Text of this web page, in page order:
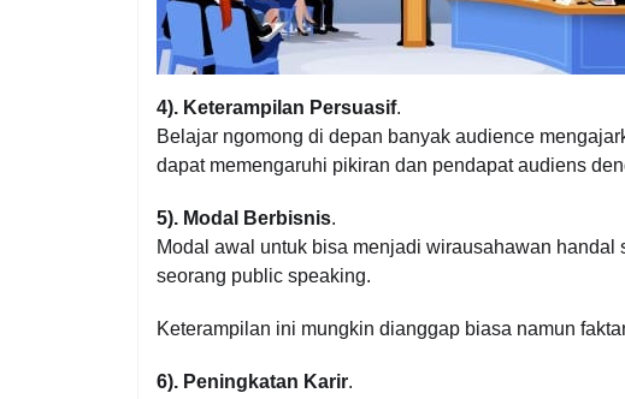
4). Keterampilan Persuasif.
Belajar ngomong di depan banyak audience
dapat memengaruhi pikiran dan pendapat audiens
5). Modal Berbisnis.
Modal awal untuk bisa menjadi wirausahawan
seorang public speaking.
Keterampilan ini mungkin dianggap biasa namun
6). Peningkatan Karir.